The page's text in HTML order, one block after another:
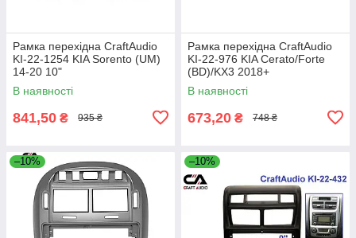
Рамка перехідна CraftAudio
KI-22-1254 KIA Sorento (UM)
14-20 10"
В наявності
841,50 ₴ 935 ₴
Рамка перехідна CraftAudio
KI-22-976 KIA Cerato/Forte
(BD)/KX3 2018+
В наявності
673,20 ₴ 748 ₴
–10% –10%